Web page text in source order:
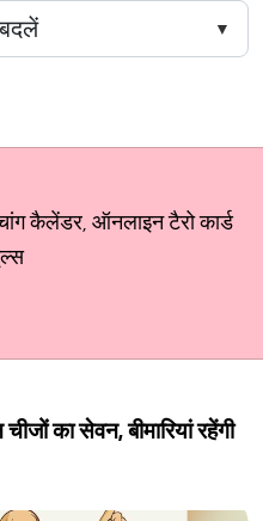
कैलेंडर, ऑनलाइन टैरो कार्ड
का सेवन, बीमारियां रहेंगी